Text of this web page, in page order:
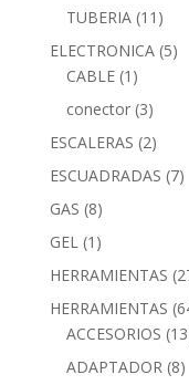
TUBERIA (11)
ELECTRONICA (5)
CABLE (1)
conector (3)
ESCALERAS (2)
ESCUADRADAS (7)
GAS (8)
GEL (1)
HERRAMIENTAS
HERRAMIENTAS
ACCESORIOS
ADAPTADOR (8)